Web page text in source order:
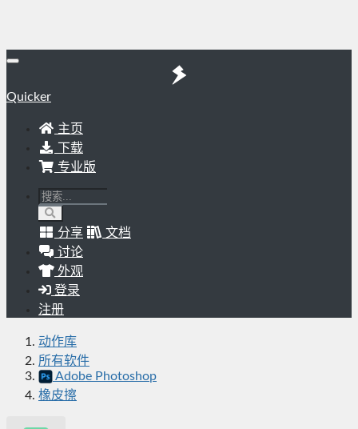
Quicker
主页
下载
专业版
分享
文档
讨论
外观
登录
注册
动作库
所有软件
Adobe Photoshop
橡皮擦